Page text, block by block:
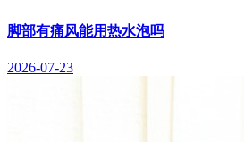
脚部有痛风能用热水泡吗
2026-07-23